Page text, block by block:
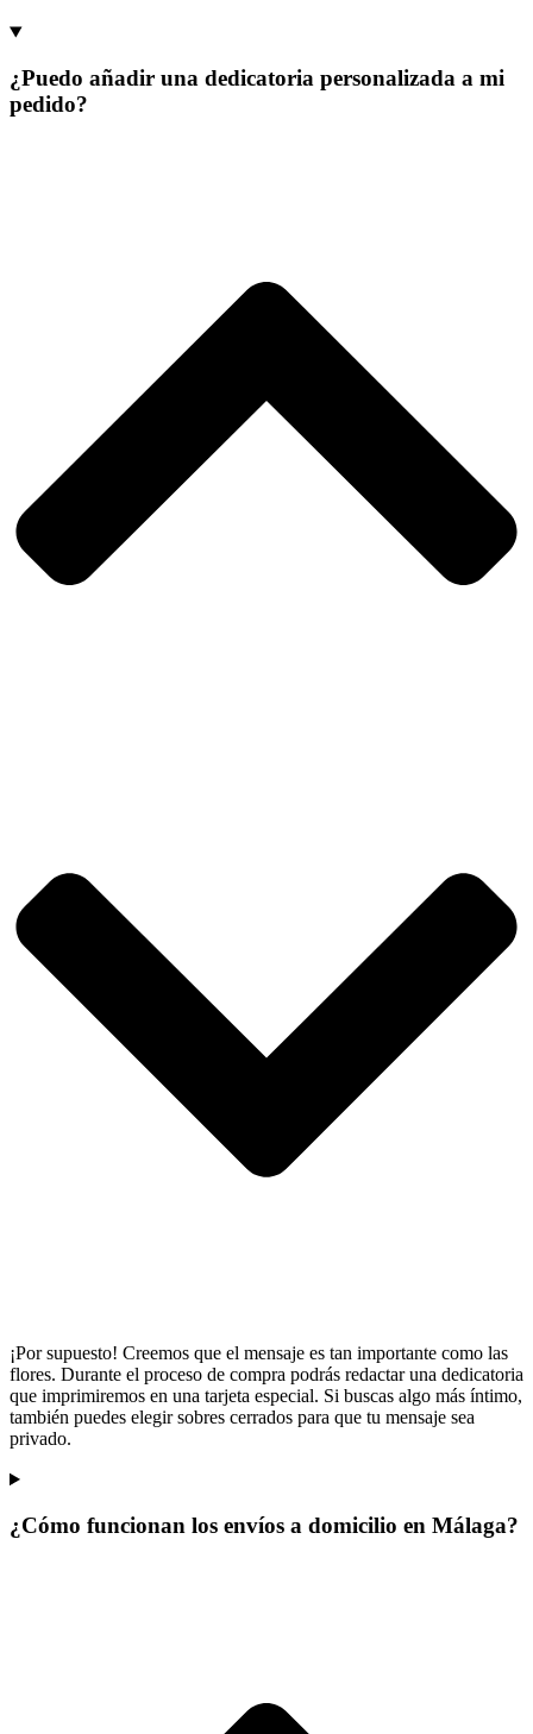
¿Puedo añadir una dedicatoria personalizada a mi
pedido?
¡Por supuesto! Creemos que el mensaje es tan importante como las
flores. Durante el proceso de compra podrás redactar una dedicatoria
que imprimiremos en una tarjeta especial. Si buscas algo más íntimo,
también puedes elegir sobres cerrados para que tu mensaje sea
privado.
¿Cómo funcionan los envíos a domicilio en Málaga?